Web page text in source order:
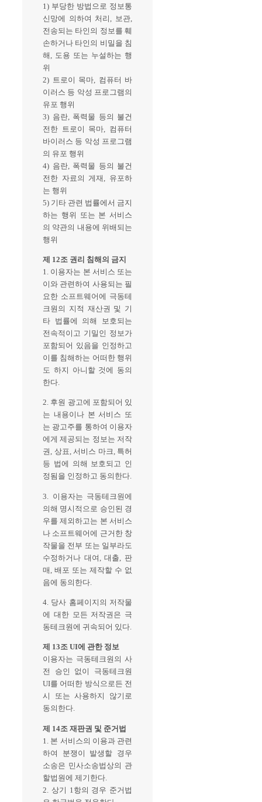
1) 부당한 방법으로 정보통
신망에 의하여 처리, 보관,
전송되는 타인의 정보를 훼
손하거나 타인의 비밀을 침
해, 도용 또는 누설하는 행
위
2) 트로이 목마, 컴퓨터 바
이러스 등 악성 프로그램의
유포 행위
3) 음란, 폭력물 등의 불건
전한 트로이 목마, 컴퓨터
바이러스 등 악성 프로그램
의 유포 행위
4) 음란, 폭력물 등의 불건
전한 자료의 게재, 유포하
는 행위
5) 기타 관련 법률에서 금지
하는 행위 또는 본 서비스
의 약관의 내용에 위배되는
행위
제 12조 권리 침해의 금지
1. 이용자는 본 서비스 또는
이와 관련하여 사용되는 필
요한 소프트웨어에 극동테
크원의 지적 재산권 및 기
타 법률에 의해 보호되는
전속적이고 기밀인 정보가
포함되어 있음을 인정하고
이를 침해하는 어떠한 행위
도 하지 아니할 것에 동의
한다.
2. 후원 광고에 포함되어 있
는 내용이나 본 서비스 또
는 광고주를 통하여 이용자
에게 제공되는 정보는 저작
권, 상표, 서비스 마크, 특허
등 법에 의해 보호되고 인
정됨을 인정하고 동의한다.
3. 이용자는 극동테크원에
의해 명시적으로 승인된 경
우를 제외하고는 본 서비스
나 소프트웨어에 근거한 창
작물을 전부 또는 일부라도
수정하거나 대여, 대출, 판
매, 배포 또는 제작할 수 없
음에 동의한다.
4. 당사 홈페이지의 저작물
에 대한 모든 저작권은 극
동테크원에 귀속되어 있다.
제 13조 UI에 관한 정보
이용자는 극동테크원의 사
전 승인 없이 극동테크원
UI를 어떠한 방식으로든 전
시 또는 사용하지 않기로
동의한다.
제 14조 재판권 및 준거법
1. 본 서비스의 이용과 관련
하여 분쟁이 발생할 경우
소송은 민사소송법상의 관
할법원에 제기한다.
2. 상기 1항의 경우 준거법